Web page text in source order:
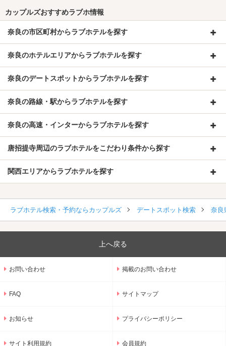
カップルズおすすめラブホ情報
奈良の市区町村からラブホテルを探す
奈良のホテルエリアからラブホテルを探す
奈良のデートスポットからラブホテルを探す
奈良の路線・駅からラブホテルを探す
奈良の高速・インターからラブホテルを探す
唐招提寺周辺のラブホテルをこだわり条件から探す
関西エリアからラブホテルを探す
ラブホテル検索・予約ならカップルズ デートスポット検索 奈良
上へ戻る
お問い合わせ 掲載のお問い合わせ
FAQ サイトマップ
お知らせ プライバシーポリシー
サイト利用規約 会員規約